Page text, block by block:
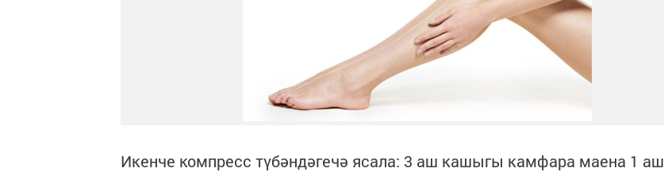
Икенче компресс түбәндәгечә ясала: 3 аш кашыгы камфара маена 1 аш